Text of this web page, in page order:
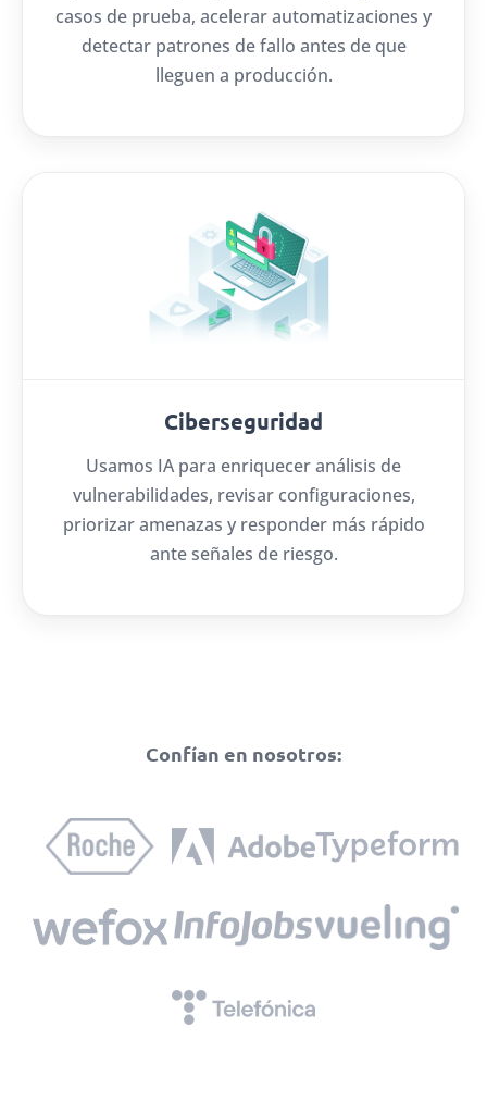
casos de prueba, acelerar automatizaciones y
detectar patrones de fallo antes de que
lleguen a producción.
Ciberseguridad
Usamos IA para enriquecer análisis de
vulnerabilidades, revisar configuraciones,
priorizar amenazas y responder más rápido
ante señales de riesgo.
Confían en nosotros: